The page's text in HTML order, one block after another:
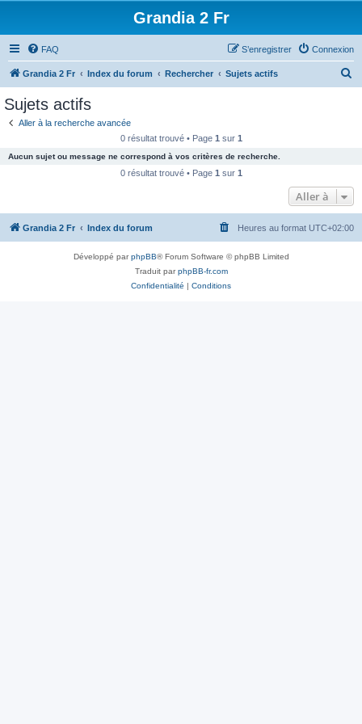
Grandia 2 Fr
FAQ Connexion
S’enregistrer
Grandia 2 Fr Index du forum Rechercher Sujets actifs
c
e
Sujets actifs
Aller à la recherche avancée
0 résultat trouvé • Page 1 sur 1
Aucun sujet ou message ne correspond à vos critères de recherche.
0 résultat trouvé • Page 1 sur 1
Aller à
Grandia 2 Fr Index du forum Heures au format UTC+02:00
Développé parphpBB® Forum Software © phpBB Limited
Traduit parphpBB-fr.com
Confidentialité | Conditions